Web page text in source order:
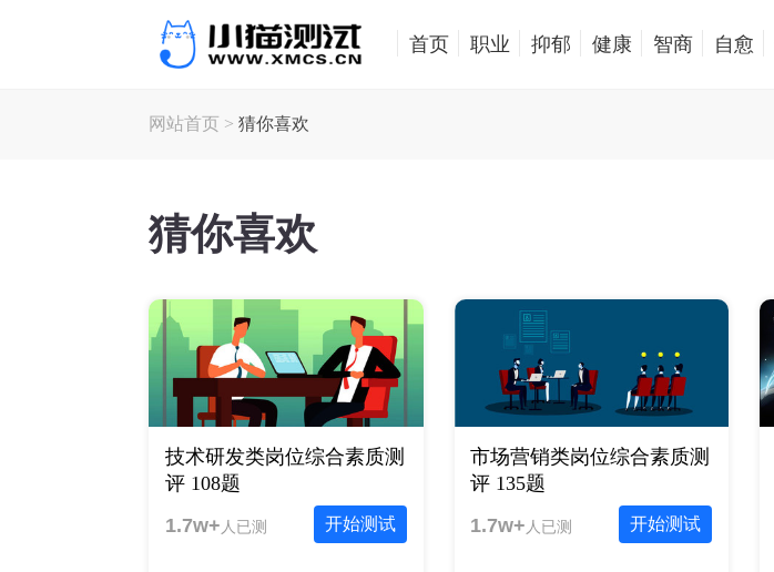
首页 职业 抑郁 健康 智商 自愈
网站首页 >猜你喜欢
猜你喜欢
技术研发类岗位综合素质测
评 108题
开始测试
1.7w+ 人已测
市场营销类岗位综合素质测
评 135题
开始测试
1.7w+ 人已测